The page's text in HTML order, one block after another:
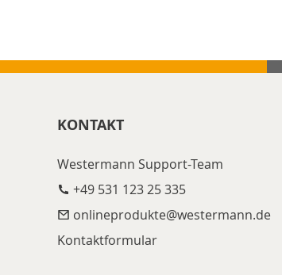
KONTAKT
Westermann Support-Team
+49 531 123 25 335
onlineprodukte@​westermann.de
Kontaktformular